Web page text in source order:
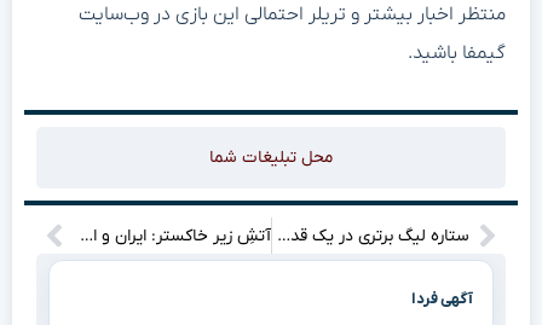
منتظر اخبار بیشتر و تریلر احتمالی این بازی در وب‌سایت
گیمفا باشید.
محل تبلیغات شما
ستاره لیگ برتری در یک قدمی تاتنهام؛ بازیکنی که فرانک “فوری” می‌خواست! آتشِ زیر خاکستر: ایران و اسرائیل، یک قدم تا لبه‌ی پرتگاه؟
آگهی فردا